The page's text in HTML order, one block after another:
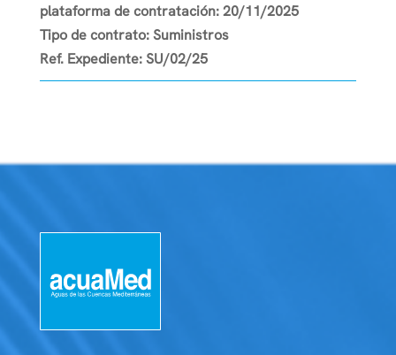
plataforma de contratación: 20/11/2025
Tipo de contrato: Suministros
Ref. Expediente: SU/02/25